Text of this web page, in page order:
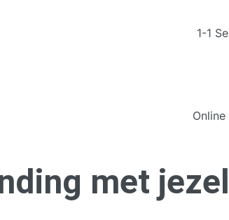
1-1
Online
met